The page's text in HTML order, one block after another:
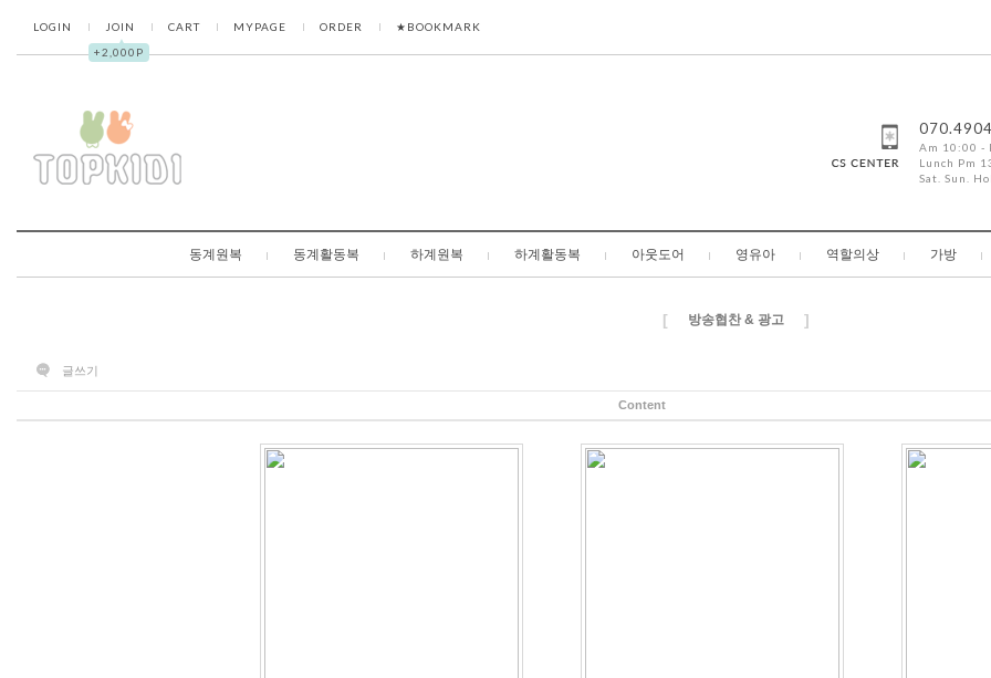
LOGIN
JOIN
▲
+2,000P
CART MYPAGE ORDER ★BOOKMARK
Am 10:00 -
Lunch Pm
Sat. Sun.
동계원복 동계활동복 하계원복 하계활동복 아웃도어 영유아 역할의상 가방
[ 방송협찬 & 광고 ]
글쓰기
Content